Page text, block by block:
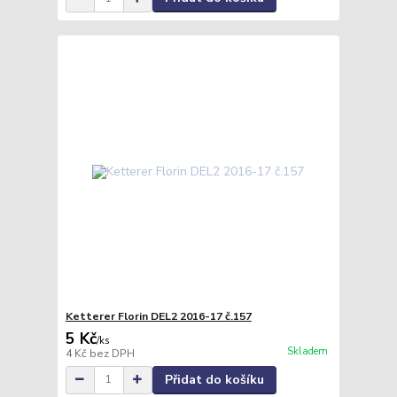
Ketterer Florin DEL2 2016-17 č.157
5 Kč/ks
4 Kč bez DPH Skladem
Přidat do košíku